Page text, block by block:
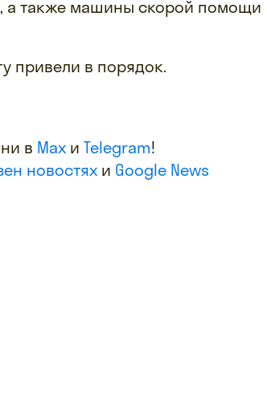
а также машины скорой помощи
привели в порядок.
в Max и Telegram!
новостях и Google News